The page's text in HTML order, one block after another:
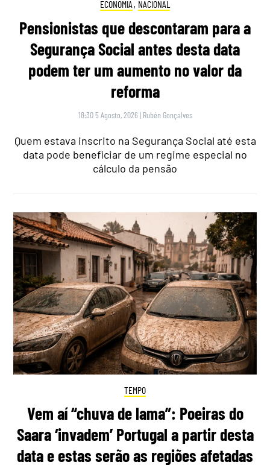
ECONOMIA , NACIONAL
Pensionistas que descontaram para a
Segurança Social antes desta data
podem ter um aumento no valor da
reforma
18:30 5 Agosto, 2026 | Rubén Gonçalves
Quem estava inscrito na Segurança Social até esta
data pode beneficiar de um regime especial no
cálculo da pensão
TEMPO
Vem aí “chuva de lama”: Poeiras do
Saara ‘invadem’ Portugal a partir desta
data e estas serão as regiões afetadas